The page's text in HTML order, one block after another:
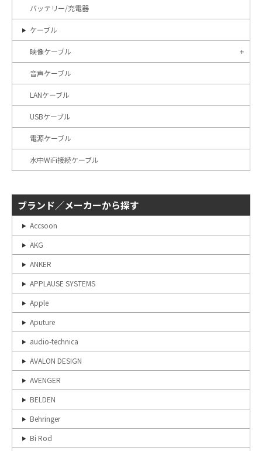
バッテリー/充電器
ケーブル
映像ケーブル
音声ケーブル
LANケーブル
USBケーブル
電源ケーブル
水中WiFi接続ケーブル
ブランド／メーカーから探す
Accsoon
AKG
ANKER
APPLAUSE SYSTEMS
Apple
Aputure
audio-technica
AVALON DESIGN
AVENGER
BELDEN
Behringer
Bi Rod